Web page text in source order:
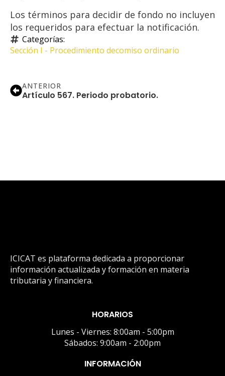
Los términos para decidir de fondo no incluyen
los requeridos para efectuar la notificación.
Categorías:
Sección I - Procedimiento decomiso ordinario
ANTERIOR
Artículo 567. Periodo probatorio.
ICICAT es plataforma dedicada a proporcionar
información actualizada y formación en materia
tributaria y financiera.
HORARIOS
Lunes - Viernes: 8:00am - 5:00pm
Sábados: 9:00am - 2:00pm
INFORMACIÓN